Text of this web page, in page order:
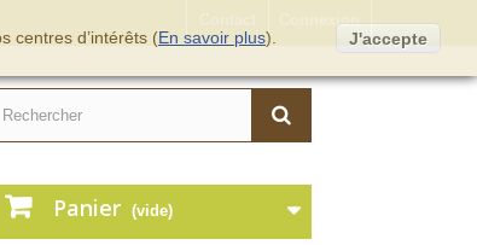
Connexion
Panier (vide)
centres d’intérêts (En savoir plus). J'accepte